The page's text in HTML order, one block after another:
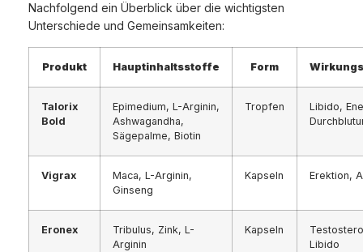
Nachfolgend ein Überblick über die wichtigsten
Unterschiede und Gemeinsamkeiten:
Produkt Hauptinhaltsstoffe Form
Talorix
Bold
Epimedium, L-Arginin,
Ashwagandha,
Sägepalme, Biotin
Tropfen
Libido,
Vigrax
Maca, L-Arginin,
Ginseng
Kapseln Erektion,
Eronex
Tribulus, Zink, L-
Arginin
Kapseln
Libido